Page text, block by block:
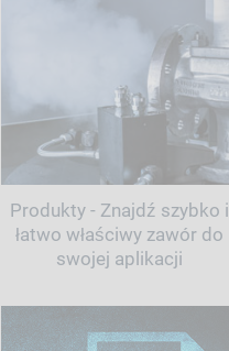
Produkty - Znajdź szybko i
łatwo właściwy zawór do
swojej aplikacji